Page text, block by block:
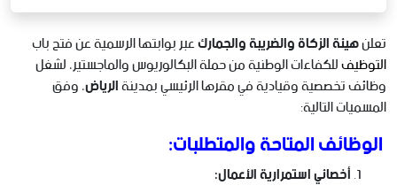
تعلنهيئة الزكاة والضريبة والجماركعبر بوابتها الرسمية عن فتح باب
التوظيفللكفاءات الوطنية من حملة البكالوريوس والماجستير، لشغل
وظائف تخصصية وقيادية في مقرها الرئيسي بمدينةالرياض، وفق
المسميات التالية:
الوظائف المتاحة والمتطلبات:
أخصائي استمرارية الأعمال: